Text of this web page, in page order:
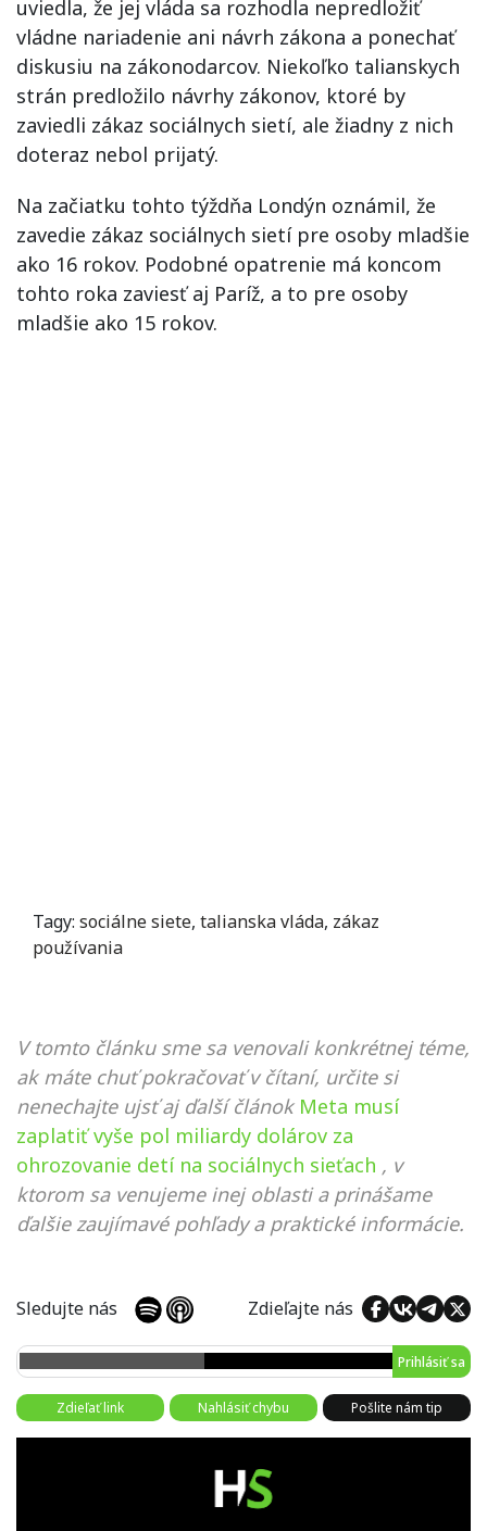
uviedla, že jej vláda sa rozhodla nepredložiť
vládne nariadenie ani návrh zákona a ponechať
diskusiu na zákonodarcov. Niekoľko talianskych
strán predložilo návrhy zákonov, ktoré by
zaviedli zákaz sociálnych sietí, ale žiadny z nich
doteraz nebol prijatý.
Na začiatku tohto týždňa Londýn oznámil, že
zavedie zákaz sociálnych sietí pre osoby mladšie
ako 16 rokov. Podobné opatrenie má koncom
tohto roka zaviesť aj Paríž, a to pre osoby
mladšie ako 15 rokov.
Tagy: sociálne siete, talianska vláda, zákaz
používania
V tomto článku sme sa venovali konkrétnej téme,
ak máte chuť pokračovať v čítaní, určite si
nenechajte ujsť aj ďalší článok Meta musí
zaplatiť vyše pol miliardy dolárov za
ohrozovanie detí na sociálnych sieťach , v
ktorom sa venujeme inej oblasti a prinášame
ďalšie zaujímavé pohľady a praktické informácie.
Sledujte nás Zdieľajte nás
Prihlásiť sa
Zdieľať link Nahlásiť chybu Pošlite nám tip